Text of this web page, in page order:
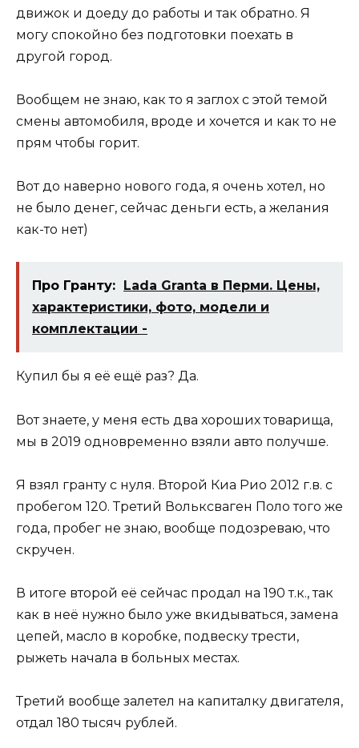
движок и доеду до работы и так обратно. Я
могу спокойно без подготовки поехать в
другой город.
Вообщем не знаю, как то я заглох с этой темой
смены автомобиля, вроде и хочется и как то не
прям чтобы горит.
Вот до наверно нового года, я очень хотел, но
не было денег, сейчас деньги есть, а желания
как-то нет)
Про Гранту:
Lada Granta в Перми. Цены,
характеристики, фото, модели и
комплектации -
Купил бы я её ещё раз? Да.
Вот знаете, у меня есть два хороших товарища,
мы в 2019 одновременно взяли авто получше.
Я взял гранту с нуля. Второй Киа Рио 2012 г.в. с
пробегом 120. Третий Вольксваген Поло того же
года, пробег не знаю, вообще подозреваю, что
скручен.
В итоге второй её сейчас продал на 190 т.к., так
как в неё нужно было уже вкидываться, замена
цепей, масло в коробке, подвеску трести,
рыжеть начала в больных местах.
Третий вообще залетел на капиталку двигателя,
отдал 180 тысяч рублей.